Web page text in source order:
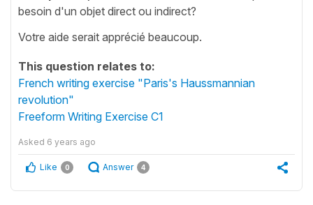
besoin d'un objet direct ou indirect?
Votre aide serait apprécié beaucoup.
This question relates to:
French writing exercise "Paris's Haussmannian
revolution"
Freeform Writing Exercise C1
Asked 6 years ago
Like 0 Answer 4